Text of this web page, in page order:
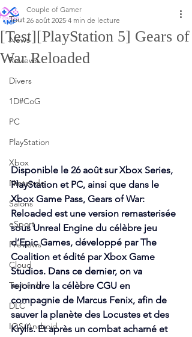
Tout
News
Reviews
Divers
1D#CoG
PC
PlayStation
Xbox
Nintendo
Salons
eSport
Previews
Cloud
Test indé
DLC
IOS/Android
[Test][PlayStation 5] Gears of
War Reloaded
Couple of Gamer
26 août 2025 4 min de lecture
Disponible le 26 août sur Xbox Series,
PlayStation et PC, ainsi que dans le
Xbox Game Pass, Gears of War:
Reloaded est une version remasterisée
sous Unreal Engine du célèbre jeu
d’Epic Games, développé par The
Coalition et édité par Xbox Game
Studios. Dans ce dernier, on va
rejoindre la célèbre CGU en
compagnie de Marcus Fenix, afin de
sauver la planète des Locustes et des
Krylls. Et après un combat acharné et